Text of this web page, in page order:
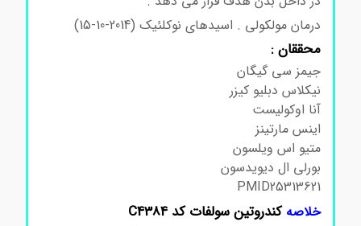
درمان مولکولی . اسیدهای نوکلئیک (2014-10-15)
محققان :
جیمز سی گیگان
نیکلاس دبلیو کیزر
آنا اوکولیست
اینس مارتینز
متیو اس ویلسون
بورلی ال دیویدسون
PMID25313621
خلاصهکندروتین سولفات کد C4384